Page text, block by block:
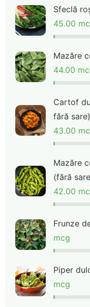
Sfeclă
45.00
Mazăre
44.00
Cartof
fără sare)
43.00
Mazăre
(fără
42.00
Frunze
mcg
Piper
mcg